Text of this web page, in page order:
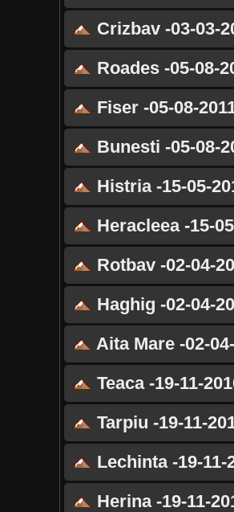
Crizbav -03-03-
Roades -05-08-
Fiser -05-08-
Bunesti -05-08-
Histria -15-05-
Heracleea -15-
Rotbav -02-04-
Haghig -02-04-
Aita Mare -02-
Teaca -19-11-
Tarpiu -19-11-
Lechinta -19-11-
Herina -19-11-